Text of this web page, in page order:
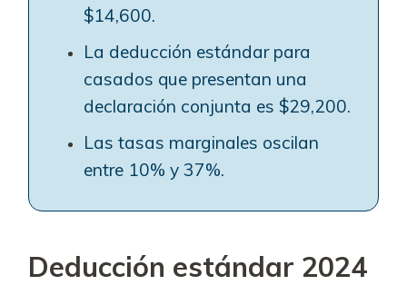
$14,600.
La deducción estándar para
casados que presentan una
declaración conjunta es $29,200.
Las tasas marginales oscilan
entre 10% y 37%.
Deducción estándar 2024